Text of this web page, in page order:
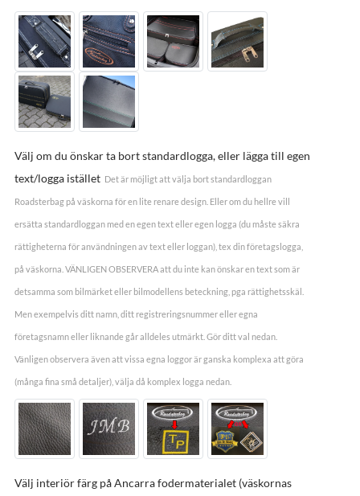
Välj om du önskar ta bort standardlogga, eller lägga till egen
text/logga istället Det är möjligt att välja bort standardloggan
Roadsterbag på väskorna för en lite renare design. Eller om du hellre vill
ersätta standardloggan med en egen text eller egen logga (du måste säkra
rättigheterna för användningen av text eller loggan), tex din företagslogga,
på väskorna. VÄNLIGEN OBSERVERA att du inte kan önskar en text som är
detsamma som bilmärket eller bilmodellens beteckning, pga rättighetsskäl.
Men exempelvis ditt namn, ditt registreringsnummer eller egna
företagsnamn eller liknande går alldeles utmärkt. Gör ditt val nedan.
Vänligen observera även att vissa egna loggor är ganska komplexa att göra
(många fina små detaljer), välja då komplex logga nedan.
Välj interiör färg på Ancarra fodermaterialet (väskornas